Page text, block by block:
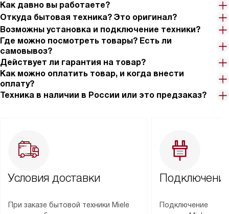
Как давно вы работаете?
Откуда бытовая техника? Это оригинал?
Возможны установка и подключение техники?
Где можно посмотреть товары? Есть ли
самовывоз?
Действует ли гарантия на товар?
Как можно оплатить товар, и когда внести
оплату?
Техника в наличии в России или это предзаказ?
Условия доставки
При заказе бытовой техники Miele
Подключение